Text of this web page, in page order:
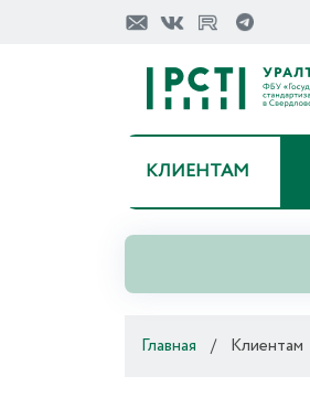
КЛИЕНТАМ
Главная / Клиентам